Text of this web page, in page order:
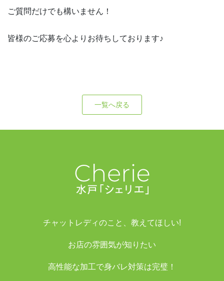
ご質問だけでも構いません！
皆様のご応募を心よりお待ちしております♪
一覧へ戻る
チャットレディのこと、教えてほしい!
お店の雰囲気が知りたい
高性能な加工で身バレ対策は完璧！